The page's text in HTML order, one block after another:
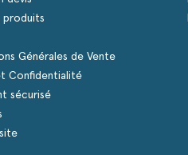
produits
Générales de Vente
Confidentialité
sécurisé